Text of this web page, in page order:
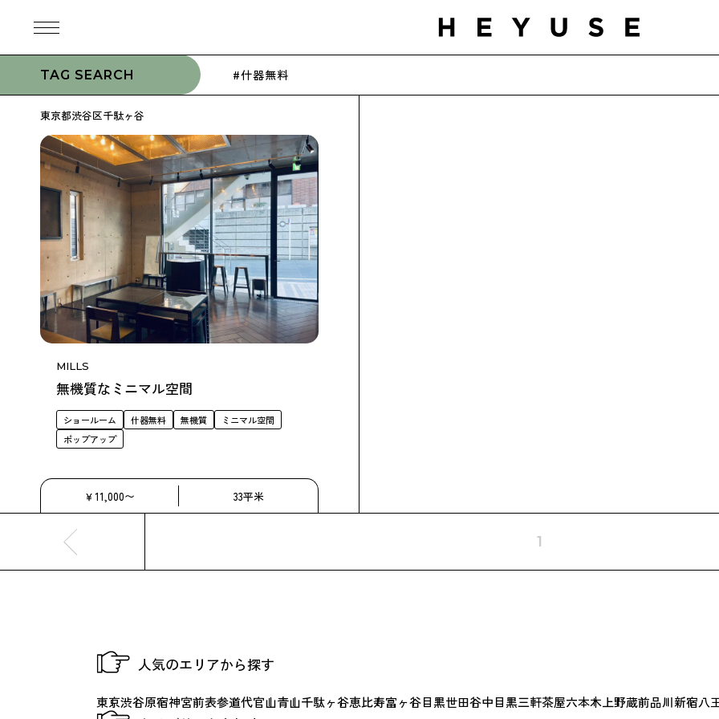
TAG SEARCH #什器無料
東京都渋谷区千駄ヶ谷
MILLS
無機質なミニマル空間
ショールーム 什器無料 無機質
ミニマル空間
ポップアップ
￥11,000〜 33平米
1
人気のエリアから探す
東京渋谷原宿神宮前表参道代官山青山千駄ヶ谷恵比寿富ヶ谷目黒世田谷中目黒三軒茶屋六本木上野蔵前品川新宿八